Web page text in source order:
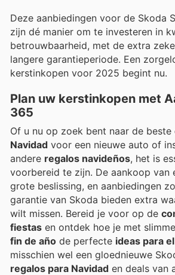
Deze aanbiedingen voor de Skoda
zijn dé manier om te investeren in
betrouwbaarheid, met de extra
langere garantieperiode. Een
kerstinkopen voor 2025 begint nu.
Plan uw kerstinkopen met
365
Of u nu op zoek bent naar de beste
Navidad voor een nieuwe auto of
andere regalos navideños, het is
voorbereid te zijn. De aankoop van
grote beslissing, en aanbiedingen
garantie van Skoda bieden extra
wilt missen. Bereid je voor op de
fiestas en ontdek hoe je met slimme
fin de año de perfecte ideas para
misschien wel een gloednieuwe
regalos para Navidad en deals van